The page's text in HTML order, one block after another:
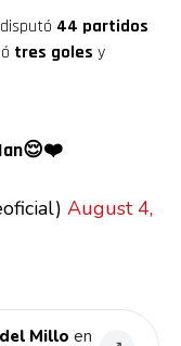
44 partidos
tres goles y
Ian😌❤️
August 4,
Millo en